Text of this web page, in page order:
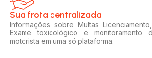
Sua frota centralizada​
Informações sobre Multas
Exame toxicológico e monitoramento
motorista em uma só plataforma.